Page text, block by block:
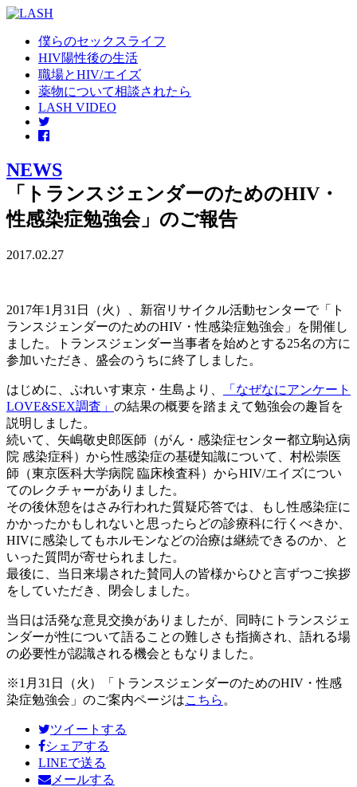
僕らのセックスライフ
HIV陽性後の生活
職場とHIV/エイズ
薬物について相談されたら
LASH VIDEO
NEWS
「トランスジェンダーのためのHIV・
性感染症勉強会」のご報告
2017.02.27
2017年1月31日（火）、新宿リサイクル活動センターで「ト
ランスジェンダーのためのHIV・性感染症勉強会」を開催し
ました。トランスジェンダー当事者を始めとする25名の方に
参加いただき、盛会のうちに終了しました。
はじめに、ぷれいす東京・生島より、
「なぜなにアンケート
LOVE&SEX調査」 の結果の概要を踏まえて勉強会の趣旨を
説明しました。
続いて、矢嶋敬史郎医師（がん・感染症センター都立駒込病
院 感染症科）から性感染症の基礎知識について、村松崇医
師（東京医科大学病院 臨床検査科）からHIV/エイズについ
てのレクチャーがありました。
その後休憩をはさみ行われた質疑応答では、もし性感染症に
かかったかもしれないと思ったらどの診療科に行くべきか、
HIVに感染してもホルモンなどの治療は継続できるのか、と
いった質問が寄せられました。
最後に、当日来場された賛同人の皆様からひと言ずつご挨拶
をしていただき、閉会しました。
当日は活発な意見交換がありましたが、同時にトランスジェ
ンダーが性について語ることの難しさも指摘され、語れる場
の必要性が認識される機会ともなりました。
※1月31日（火）「トランスジェンダーのためのHIV・性感
染症勉強会」のご案内ページはこちら 。
ツイートする
シェアする
LINEで送る
メールする